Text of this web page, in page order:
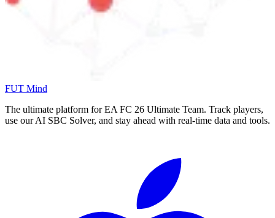
FUT Mind
The ultimate platform for EA FC 26 Ultimate Team. Track players,
use our AI SBC Solver, and stay ahead with real-time data and tools.